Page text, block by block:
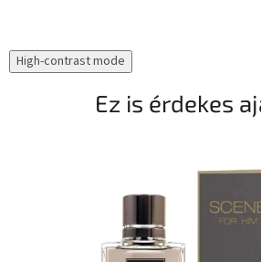
High-contrast mode
Ez is érdekes